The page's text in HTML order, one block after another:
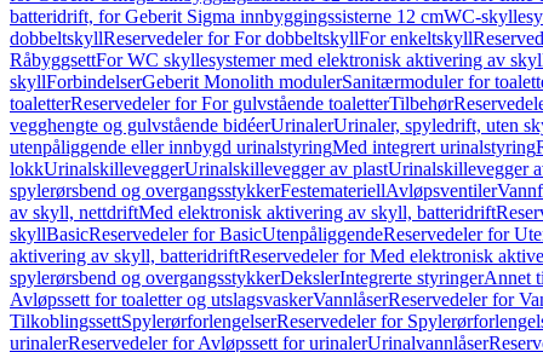
batteridrift, for Geberit Sigma innbyggingssisterne 12 cmWC-
dobbeltskyllReservedeler for For dobbeltskyllFor enkeltskyll
RåbyggsettFor WC skyllesystemer med elektronisk aktivering av
skyllForbindelserGeberit Monolith modulerSanitærmoduler for
toaletterReservedeler for For gulvstående toaletterTilbehør
vegghengte og gulvstående bidéerUrinalerUrinaler, spyledrift, uten
utenpåliggende eller innbygd urinalstyringMed integrert urinalstyring
lokkUrinalskilleveggerUrinalskillevegger av plastUrinalskillevegger
spylerørsbend og overgangsstykkerFestemateriellAvløpsventiler
av skyll, nettdriftMed elektronisk aktivering av skyll, batteridrift
skyllBasicReservedeler for BasicUtenpåliggendeReservedeler for
aktivering av skyll, batteridriftReservedeler for Med elektronisk
spylerørsbend og overgangsstykkerDekslerIntegrerte styringerAnnet
Avløpssett for toaletter og utslagsvaskerVannlåserReservedeler for
TilkoblingssettSpylerørforlengelserReservedeler for
urinalerReservedeler for Avløpssett for urinalerUrinalvannlåser